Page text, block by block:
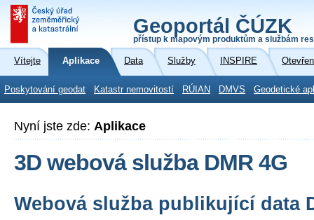
Geoportál ČÚZK
přístup k mapovým produktům a službám
Vítejte Aplikace Data Služby INSPIRE
Poskytování geodat Katastr nemovitostí RÚIAN DMVS Geodetické
Nyní jste zde: Aplikace
3D webová služba DMR 4G
Webová služba publikující data